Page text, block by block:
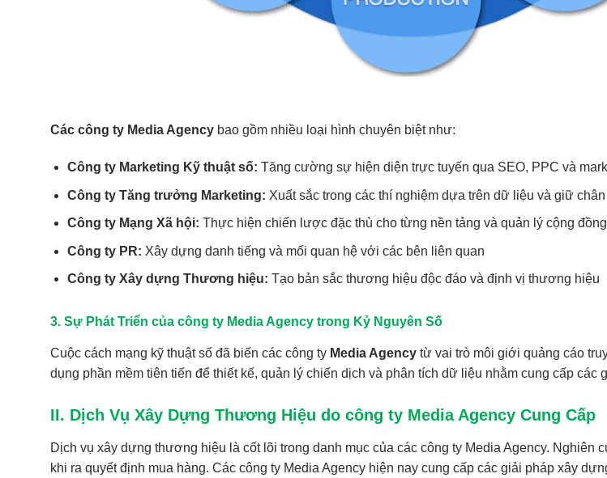
Các công ty Media Agency bao gồm nhiều loại hình chuyên biệt như:
Công ty Marketing Kỹ thuật số: Tăng cường sự hiện diện trực tuyến qua SEO, PPC và
Công ty Tăng trưởng Marketing: Xuất sắc trong các thí nghiệm dựa trên dữ liệu và giữ
Công ty Mạng Xã hội: Thực hiện chiến lược đặc thù cho từng nền tảng và quản lý cộng đồng
Công ty PR: Xây dựng danh tiếng và mối quan hệ với các bên liên quan
Công ty Xây dựng Thương hiệu: Tạo bản sắc thương hiệu độc đáo và định vị thương hiệu
3. Sự Phát Triển của công ty Media Agency trong Kỷ Nguyên Số
Cuộc cách mạng kỹ thuật số đã biến các công ty Media Agency từ vai trò môi giới quảng cáo
dụng phần mềm tiên tiến để thiết kế, quản lý chiến dịch và phân tích dữ liệu nhằm cung cấp
II. Dịch Vụ Xây Dựng Thương Hiệu do công ty Media Agency Cung Cấp
Dịch vụ xây dựng thương hiệu là cốt lõi trong danh mục của các công ty Media Agency.
khi ra quyết định mua hàng. Các công ty Media Agency hiện nay cung cấp các giải pháp xây